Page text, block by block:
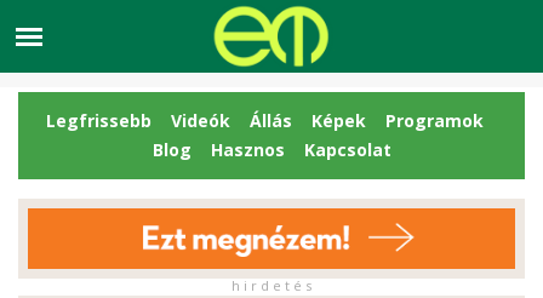
Legfrissebb Videók Állás Képek
Programok
Blog
Hasznos Kapcsolat
h i r d e t é s